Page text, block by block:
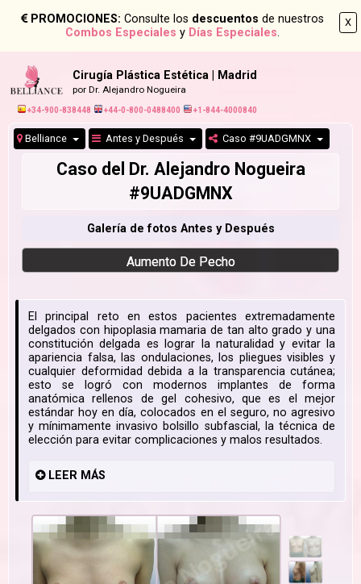
X
PROMOCIONES: Consulte los descuentos de nuestros
Combos Especiales y Días Especiales.
Cirugía Plástica Estética | Madrid
por Dr. Alejandro Nogueira
+34-900-838448 +44-0-800-0488400 +1-844-4000840
Belliance Antes y Después Caso #9UADGMNX
Caso del Dr. Alejandro Nogueira
#9UADGMNX
Galería de fotos Antes y Después
Aumento De Pecho
El principal reto en estos pacientes extremadamente
delgados con hipoplasia mamaria de tan alto grado y una
constitución delgada es lograr la naturalidad y evitar la
apariencia falsa, las ondulaciones, los pliegues visibles y
cualquier deformidad debida a la transparencia cutánea;
esto se logró con modernos implantes de forma
anatómica rellenos de gel cohesivo, que es el mejor
estándar hoy en día, colocados en el seguro, no agresivo
y mínimamente invasivo bolsillo subfascial, la técnica de
elección para evitar complicaciones y malos resultados.
LEER MÁS